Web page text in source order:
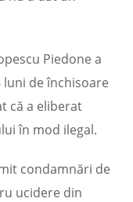
Piedone a
de închisoare
că a eliberat
în mod ilegal.
condamnări de
ucidere din